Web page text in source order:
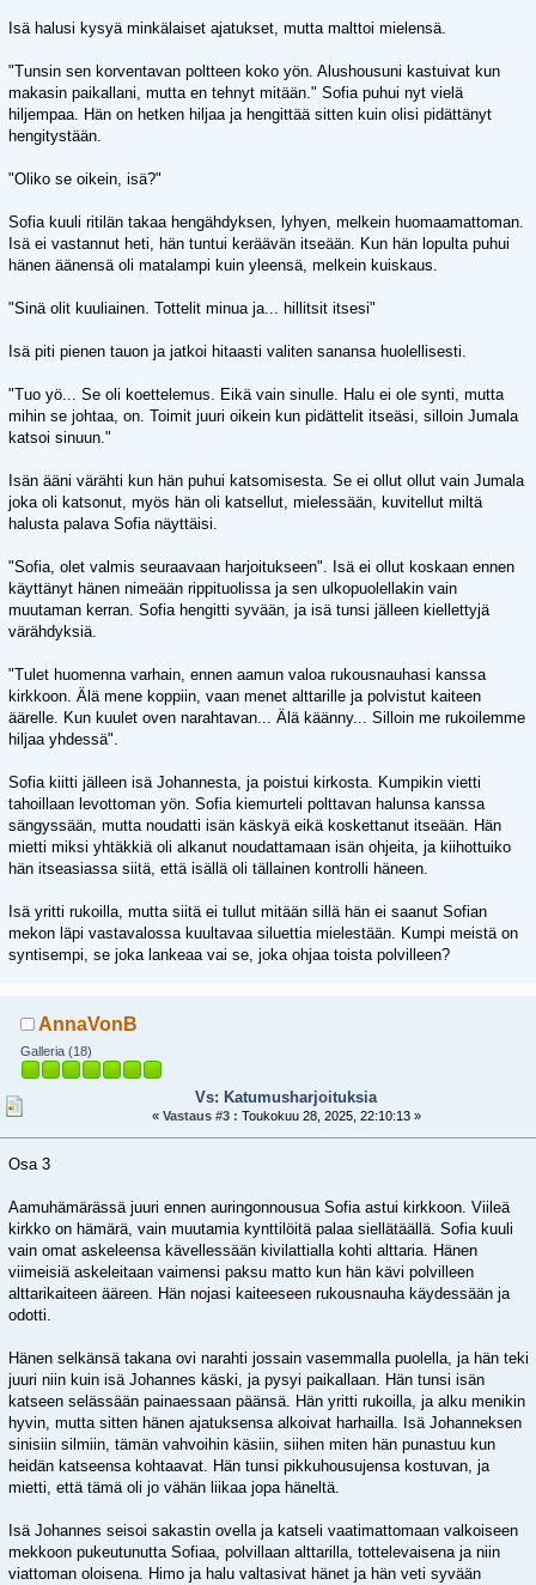
Isä halusi kysyä minkälaiset ajatukset, mutta malttoi mielensä.
"Tunsin sen korventavan poltteen koko yön. Alushousuni kastuivat kun
makasin paikallani, mutta en tehnyt mitään." Sofia puhui nyt vielä
hiljempaa. Hän on hetken hiljaa ja hengittää sitten kuin olisi pidättänyt
hengitystään.
"Oliko se oikein, isä?"
Sofia kuuli ritilän takaa hengähdyksen, lyhyen, melkein huomaamattoman.
Isä ei vastannut heti, hän tuntui keräävän itseään. Kun hän lopulta puhui
hänen äänensä oli matalampi kuin yleensä, melkein kuiskaus.
"Sinä olit kuuliainen. Tottelit minua ja... hillitsit itsesi"
Isä piti pienen tauon ja jatkoi hitaasti valiten sanansa huolellisesti.
"Tuo yö... Se oli koettelemus. Eikä vain sinulle. Halu ei ole synti, mutta
mihin se johtaa, on. Toimit juuri oikein kun pidättelit itseäsi, silloin Jumala
katsoi sinuun."
Isän ääni värähti kun hän puhui katsomisesta. Se ei ollut ollut vain Jumala
joka oli katsonut, myös hän oli katsellut, mielessään, kuvitellut miltä
halusta palava Sofia näyttäisi.
"Sofia, olet valmis seuraavaan harjoitukseen". Isä ei ollut koskaan ennen
käyttänyt hänen nimeään rippituolissa ja sen ulkopuolellakin vain
muutaman kerran. Sofia hengitti syvään, ja isä tunsi jälleen kiellettyjä
värähdyksiä.
"Tulet huomenna varhain, ennen aamun valoa rukousnauhasi kanssa
kirkkoon. Älä mene koppiin, vaan menet alttarille ja polvistut kaiteen
äärelle. Kun kuulet oven narahtavan... Älä käänny... Silloin me rukoilemme
hiljaa yhdessä".
Sofia kiitti jälleen isä Johannesta, ja poistui kirkosta. Kumpikin vietti
tahoillaan levottoman yön. Sofia kiemurteli polttavan halunsa kanssa
sängyssään, mutta noudatti isän käskyä eikä koskettanut itseään. Hän
mietti miksi yhtäkkiä oli alkanut noudattamaan isän ohjeita, ja kiihottuiko
hän itseasiassa siitä, että isällä oli tällainen kontrolli häneen.
Isä yritti rukoilla, mutta siitä ei tullut mitään sillä hän ei saanut Sofian
mekon läpi vastavalossa kuultavaa siluettia mielestään. Kumpi meistä on
syntisempi, se joka lankeaa vai se, joka ohjaa toista polvilleen?
AnnaVonB
Galleria (18)
Vs: Katumusharjoituksia
« Vastaus #3 : Toukokuu 28, 2025, 22:10:13 »
Osa 3
Aamuhämärässä juuri ennen auringonnousua Sofia astui kirkkoon. Viileä
kirkko on hämärä, vain muutamia kynttilöitä palaa siellätäällä. Sofia kuuli
vain omat askeleensa kävellessään kivilattialla kohti alttaria. Hänen
viimeisiä askeleitaan vaimensi paksu matto kun hän kävi polvilleen
alttarikaiteen ääreen. Hän nojasi kaiteeseen rukousnauha käydessään ja
odotti.
Hänen selkänsä takana ovi narahti jossain vasemmalla puolella, ja hän teki
juuri niin kuin isä Johannes käski, ja pysyi paikallaan. Hän tunsi isän
katseen selässään painaessaan päänsä. Hän yritti rukoilla, ja alku menikin
hyvin, mutta sitten hänen ajatuksensa alkoivat harhailla. Isä Johanneksen
sinisiin silmiin, tämän vahvoihin käsiin, siihen miten hän punastuu kun
heidän katseensa kohtaavat. Hän tunsi pikkuhousujensa kostuvan, ja
mietti, että tämä oli jo vähän liikaa jopa häneltä.
Isä Johannes seisoi sakastin ovella ja katseli vaatimattomaan valkoiseen
mekkoon pukeutunutta Sofiaa, polvillaan alttarilla, tottelevaisena ja niin
viattoman oloisena. Himo ja halu valtasivat hänet ja hän veti syvään